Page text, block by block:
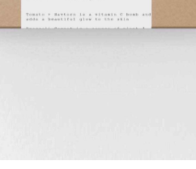
smuk, velkendt plante, der pryder
er blevet brugt i århundreder